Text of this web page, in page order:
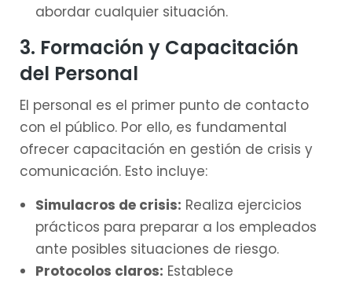
abordar cualquier situación.
3. Formación y Capacitación
del Personal
El personal es el primer punto de contacto
con el público. Por ello, es fundamental
ofrecer capacitación en gestión de crisis y
comunicación. Esto incluye:
Simulacros de crisis: Realiza ejercicios
prácticos para preparar a los empleados
ante posibles situaciones de riesgo.
Protocolos claros: Establece